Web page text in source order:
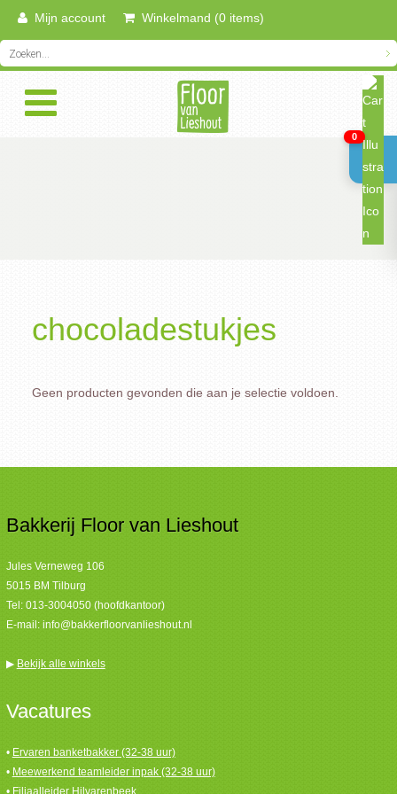
Mijn account Winkelmand (0 items)
chocoladestukjes
Geen producten gevonden die aan je selectie voldoen.
Bakkerij Floor van Lieshout
Jules Verneweg 106
5015 BM Tilburg
Tel: 013-3004050 (hoofdkantoor)
E-mail: info@bakkerfloorvanlieshout.nl
▶ Bekijk alle winkels
Vacatures
• Ervaren banketbakker (32-38 uur)
• Meewerkend teamleider inpak (32-38 uur)
0